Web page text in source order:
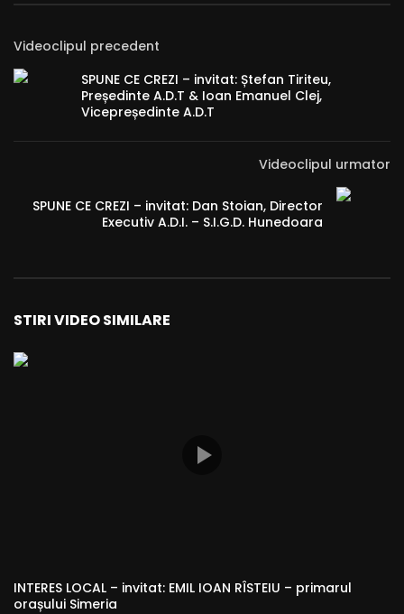
Videoclipul precedent
SPUNE CE CREZI – invitat: Ștefan Tiriteu,
Președinte A.D.T & Ioan Emanuel Clej,
Vicepreședinte A.D.T
Videoclipul urmator
SPUNE CE CREZI – invitat: Dan Stoian, Director
Executiv A.D.I. – S.I.G.D. Hunedoara
STIRI VIDEO SIMILARE
INTERES LOCAL – invitat: EMIL IOAN RÎSTEIU – primarul
orașului Simeria